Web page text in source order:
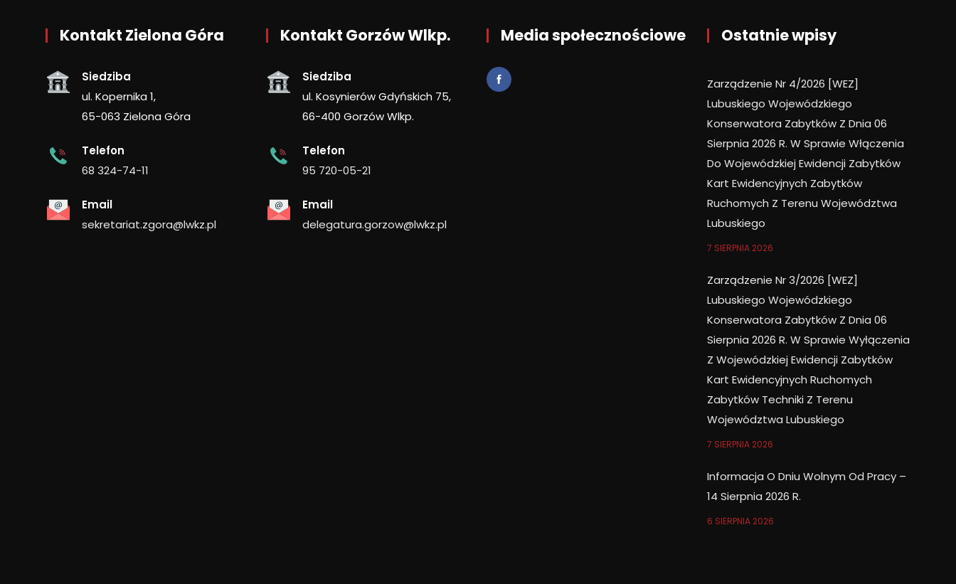
Kontakt Zielona Góra
Siedziba
ul. Kopernika 1,
65-063 Zielona Góra
Telefon
68 324-74-11
Email
sekretariat.zgora@lwkz.pl
Kontakt Gorzów Wlkp.
Siedziba
ul. Kosynierów Gdyńskich 75,
66-400 Gorzów Wlkp.
Telefon
95 720-05-21
Email
delegatura.gorzow@lwkz.pl
Media społecznościowe Ostatnie wpisy
Zarządzenie Nr 4/2026 [WEZ]
Lubuskiego Wojewódzkiego
Konserwatora Zabytków Z Dnia 06
Sierpnia 2026 R. W Sprawie Włączenia
Do Wojewódzkiej Ewidencji Zabytków
Kart Ewidencyjnych Zabytków
Ruchomych Z Terenu Województwa
Lubuskiego
7 SIERPNIA 2026
Zarządzenie Nr 3/2026 [WEZ]
Lubuskiego Wojewódzkiego
Konserwatora Zabytków Z Dnia 06
Sierpnia 2026 R. W Sprawie Wyłączenia
Z Wojewódzkiej Ewidencji Zabytków
Kart Ewidencyjnych Ruchomych
Zabytków Techniki Z Terenu
Województwa Lubuskiego
7 SIERPNIA 2026
Informacja O Dniu Wolnym Od Pracy –
14 Sierpnia 2026 R.
6 SIERPNIA 2026